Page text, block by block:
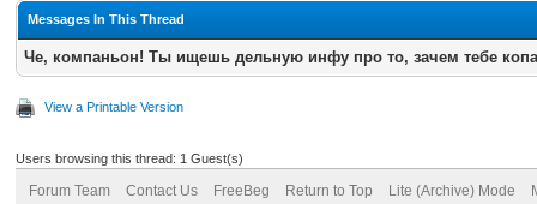
Messages In This Thread
Че, компаньон! Ты ищешь дельную инфу про то, зачем тебе
View a Printable Version
Users browsing this thread: 1 Guest(s)
Forum Team Contact Us FreeBeg Return to Top Lite (Archive) Mode